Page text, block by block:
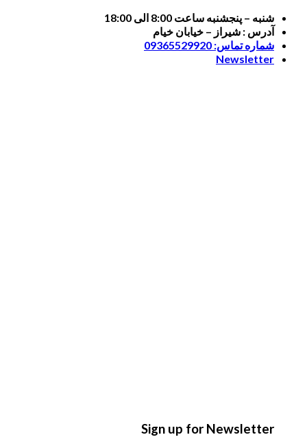
Skip
content
شنبه – پنجشنبه ساعت 8:00 الی 18:00
آدرس : شیراز – خیابان خیام
شماره تماس: 09365529920
Newsletter
Sign up for Newsletter